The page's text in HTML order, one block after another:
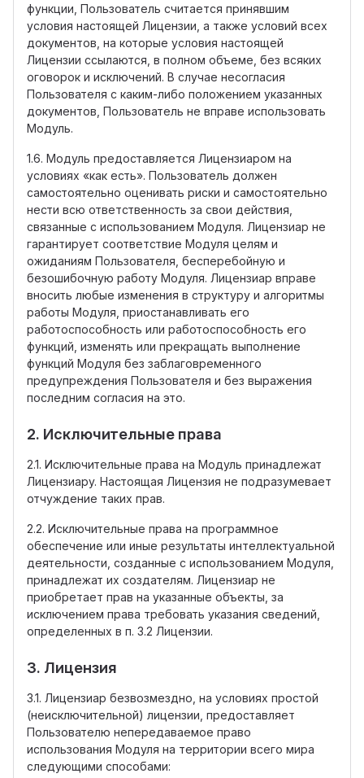
функции, Пользователь считается принявшим
условия настоящей Лицензии, а также условий всех
документов, на которые условия настоящей
Лицензии ссылаются, в полном объеме, без всяких
оговорок и исключений. В случае несогласия
Пользователя с каким-либо положением указанных
документов, Пользователь не вправе использовать
Модуль.
1.6. Модуль предоставляется Лицензиаром на
условиях «как есть». Пользователь должен
самостоятельно оценивать риски и самостоятельно
нести всю ответственность за свои действия,
связанные с использованием Модуля. Лицензиар не
гарантирует соответствие Модуля целям и
ожиданиям Пользователя, бесперебойную и
безошибочную работу Модуля. Лицензиар вправе
вносить любые изменения в структуру и алгоритмы
работы Модуля, приостанавливать его
работоспособность или работоспособность его
функций, изменять или прекращать выполнение
функций Модуля без заблаговременного
предупреждения Пользователя и без выражения
последним согласия на это.
2. Исключительные права
2.1. Исключительные права на Модуль принадлежат
Лицензиару. Настоящая Лицензия не подразумевает
отчуждение таких прав.
2.2. Исключительные права на программное
обеспечение или иные результаты интеллектуальной
деятельности, созданные с использованием Модуля,
принадлежат их создателям. Лицензиар не
приобретает прав на указанные объекты, за
исключением права требовать указания сведений,
определенных в п. 3.2 Лицензии.
3. Лицензия
3.1. Лицензиар безвозмездно, на условиях простой
(неисключительной) лицензии, предоставляет
Пользователю непередаваемое право
использования Модуля на территории всего мира
следующими способами: